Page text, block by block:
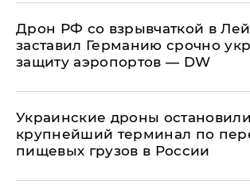
​Дрон РФ со взрывчаткой в
заставил Германию срочно
защиту аэропортов — DW
Украинские дроны остановили
крупнейший терминал по
пищевых грузов в России